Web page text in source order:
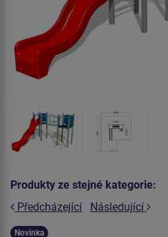
Produkty ze stejné kategorie:
Předcházející
Následující
Novinka